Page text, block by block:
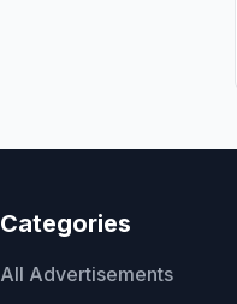
Categories
All Advertisements